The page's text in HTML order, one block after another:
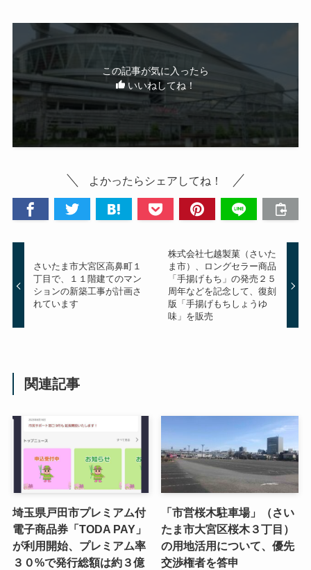
この記事が気に入ったら
いいねしてね！
よかったらシェアしてね！
さいたま市大宮区高鼻町１
丁目で、１１階建てのマン
ションの新築工事が計画さ
れています
株式会社七越製菓（さいた
ま市）、ロングセラー商品
「手揚げもち」の発売２５
周年などを記念して、復刻
版「手揚げもちしょうゆ
味」を販売
関連記事
埼玉県戸田市プレミアム付
電子商品券「TODA PAY」
が利用開始、プレミアム率
３０%で発行総額は約３億
「市営桜木駐車場」（さい
たま市大宮区桜木３丁目）
の用地活用について、優先
交渉権者を答申